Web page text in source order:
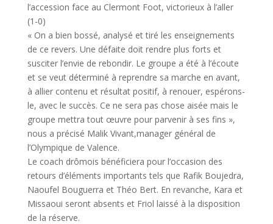
l’accession face au Clermont Foot, victorieux à l’aller
(1-0)
« On a bien bossé, analysé et tiré les enseignements
de ce revers. Une défaite doit rendre plus forts et
susciter l’envie de rebondir. Le groupe a été à l’écoute
et se veut déterminé à reprendre sa marche en avant,
à allier contenu et résultat positif, à renouer, espérons-
le, avec le succès. Ce ne sera pas chose aisée mais le
groupe mettra tout œuvre pour parvenir à ses fins »,
nous a précisé Malik Vivant,manager général de
l’Olympique de Valence.
Le coach drômois bénéficiera pour l’occasion des
retours d’éléments importants tels que Rafik Boujedra,
Naoufel Bouguerra et Théo Bert. En revanche, Kara et
Missaoui seront absents et Friol laissé à la disposition
de la réserve.